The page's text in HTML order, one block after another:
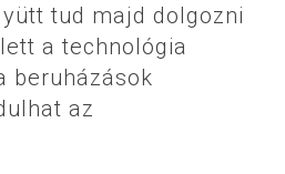
tud majd dolgozni
a technológia
beruházások
az